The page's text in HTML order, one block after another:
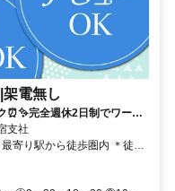
電無し
完全週休2日制でワーク
躍中です！
支社
寄り駅から徒歩圏内 ＊徒歩
ら通勤時間〇分以内がい